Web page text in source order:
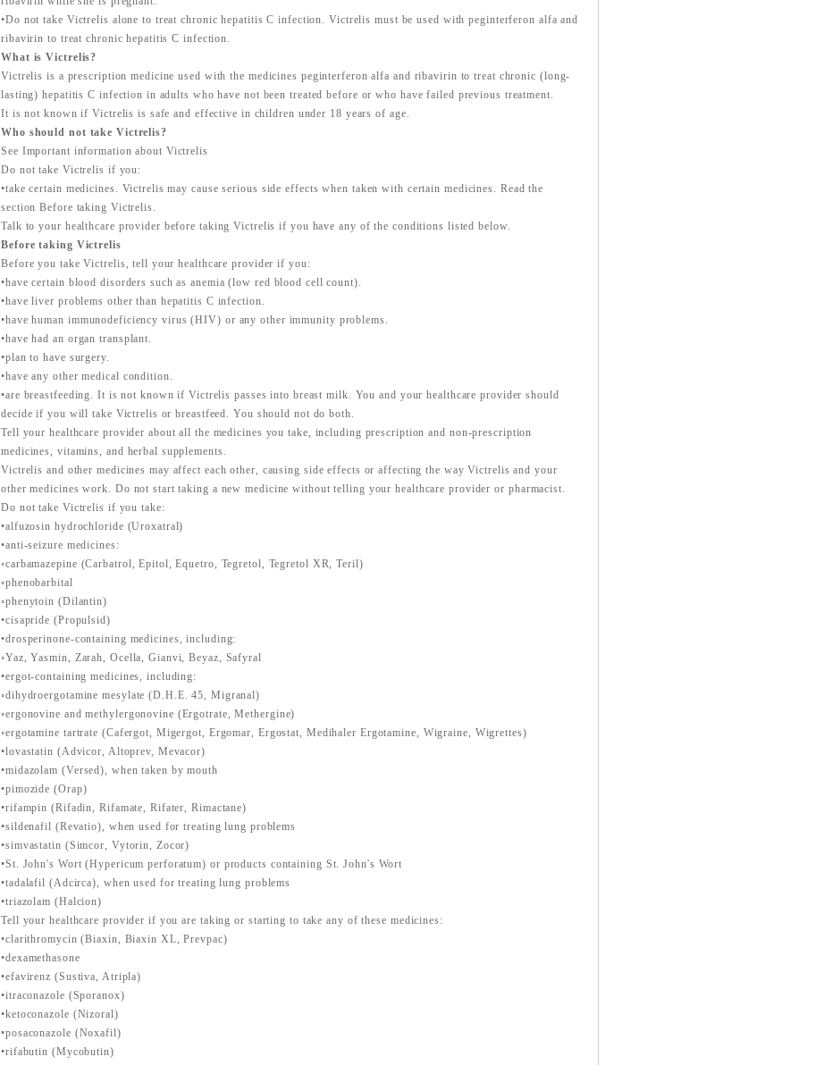
•Do not take Victrelis alone to treat chronic hepatitis C infection. Victrelis must be used with peginterferon alfa and
ribavirin to treat chronic hepatitis C infection.
What is Victrelis?
Victrelis is a prescription medicine used with the medicines peginterferon alfa and ribavirin to treat chronic (long-
lasting) hepatitis C infection in adults who have not been treated before or who have failed previous treatment.
It is not known if Victrelis is safe and effective in children under 18 years of age.
Who should not take Victrelis?
See Important information about Victrelis
Do not take Victrelis if you:
•take certain medicines. Victrelis may cause serious side effects when taken with certain medicines. Read the
section Before taking Victrelis.
Talk to your healthcare provider before taking Victrelis if you have any of the conditions listed below.
Before taking Victrelis
Before you take Victrelis, tell your healthcare provider if you:
•have certain blood disorders such as anemia (low red blood cell count).
•have liver problems other than hepatitis C infection.
•have human immunodeficiency virus (HIV) or any other immunity problems.
•have had an organ transplant.
•plan to have surgery.
•have any other medical condition.
•are breastfeeding. It is not known if Victrelis passes into breast milk. You and your healthcare provider should
decide if you will take Victrelis or breastfeed. You should not do both.
Tell your healthcare provider about all the medicines you take, including prescription and non-prescription
medicines, vitamins, and herbal supplements.
Victrelis and other medicines may affect each other, causing side effects or affecting the way Victrelis and your
other medicines work. Do not start taking a new medicine without telling your healthcare provider or pharmacist.
Do not take Victrelis if you take:
•alfuzosin hydrochloride (Uroxatral)
•anti-seizure medicines:
◦carbamazepine (Carbatrol, Epitol, Equetro, Tegretol, Tegretol XR, Teril)
◦phenobarbital
◦phenytoin (Dilantin)
•cisapride (Propulsid)
•drosperinone-containing medicines, including:
◦Yaz, Yasmin, Zarah, Ocella, Gianvi, Beyaz, Safyral
•ergot-containing medicines, including:
◦dihydroergotamine mesylate (D.H.E. 45, Migranal)
◦ergonovine and methylergonovine (Ergotrate, Methergine)
◦ergotamine tartrate (Cafergot, Migergot, Ergomar, Ergostat, Medihaler Ergotamine, Wigraine, Wigrettes)
•lovastatin (Advicor, Altoprev, Mevacor)
•midazolam (Versed), when taken by mouth
•pimozide (Orap)
•rifampin (Rifadin, Rifamate, Rifater, Rimactane)
•sildenafil (Revatio), when used for treating lung problems
•simvastatin (Simcor, Vytorin, Zocor)
•St. John's Wort (Hypericum perforatum) or products containing St. John's Wort
•tadalafil (Adcirca), when used for treating lung problems
•triazolam (Halcion)
Tell your healthcare provider if you are taking or starting to take any of these medicines:
•clarithromycin (Biaxin, Biaxin XL, Prevpac)
•dexamethasone
•efavirenz (Sustiva, Atripla)
•itraconazole (Sporanox)
•ketoconazole (Nizoral)
•posaconazole (Noxafil)
•rifabutin (Mycobutin)